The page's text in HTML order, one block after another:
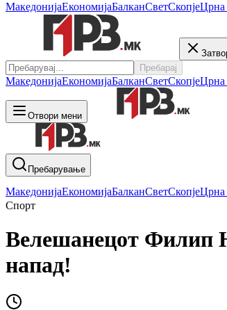
МакедонијаЕкономијаБалканСветСкопјеЦрна
Пребарај
МакедонијаЕкономијаБалканСветСкопјеЦрна
Отвори мени
Пребарување
МакедонијаЕкономијаБалканСветСкопјеЦрна
Спорт
Велешанецот Филип
напад!